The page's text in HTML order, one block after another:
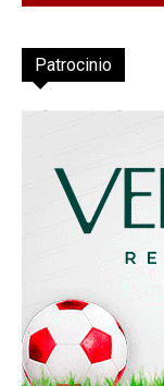
Patrocinio